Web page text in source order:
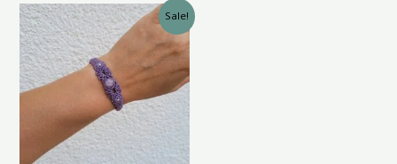
5
Sale!
Algne
hind
oli:
29.00 €.
Praegune
hind
on:
25.00 €.